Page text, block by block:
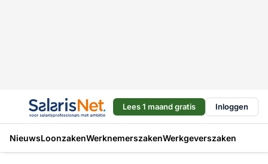
Lees 1 maand gratis Inloggen
NieuwsLoonzakenWerknemerszakenWerkgeverszaken